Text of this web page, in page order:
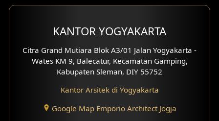
Desain Carport
Desain Mezanin
Desain Rumah Scandinavian
KANTOR YOGYAKARTA
Citra Grand Mutiara Blok A3/01 Jalan Yogyakarta -
Wates KM 9, Balecatur, Kecamatan Gamping,
Kabupaten Sleman, DIY 55752
Kantor Arsitek di Yogyakarta
Google Map Emporio Architect Jogja